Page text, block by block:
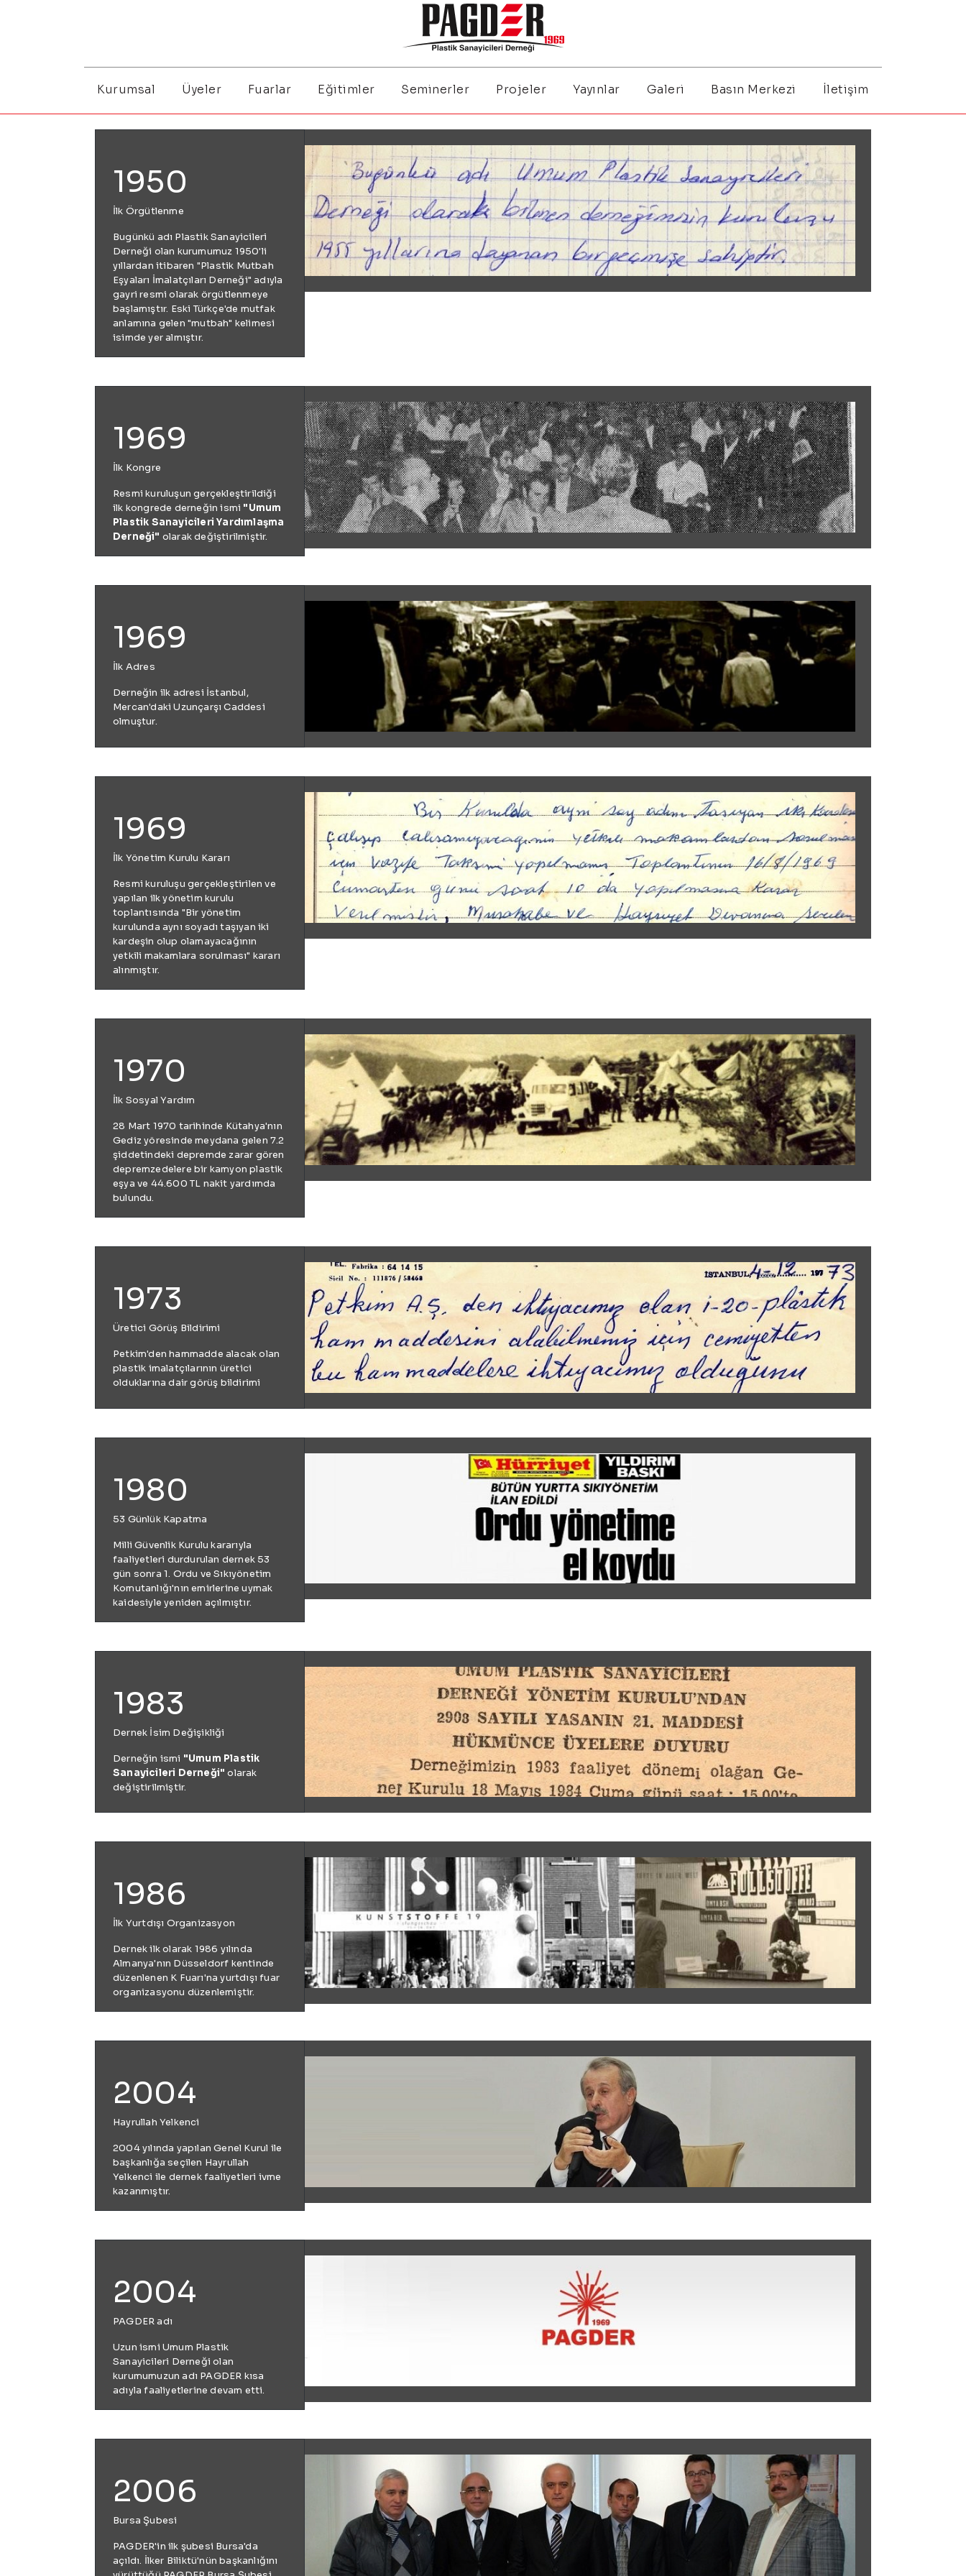
Kurumsal Üyeler Fuarlar Eğitimler Seminerler Projeler Yayınlar Galeri Basın Merkezi İletişim
1950
İlk Örgütlenme
Bugünkü adı Plastik Sanayicileri
Derneği olan kurumumuz 1950'li
yıllardan itibaren "Plastik Mutbah
Eşyaları İmalatçıları Derneği" adıyla
gayri resmi olarak örgütlenmeye
başlamıştır. Eski Türkçe'de mutfak
anlamına gelen "mutbah" kelimesi
isimde yer almıştır.
1969
İlk Kongre
Resmi kuruluşun gerçekleştirildiği
ilk kongrede derneğin ismi "Umum
Plastik Sanayicileri Yardımlaşma
Derneği" olarak değiştirilmiştir.
1969
İlk Adres
Derneğin ilk adresi İstanbul,
Mercan'daki Uzunçarşı Caddesi
olmuştur.
1969
İlk Yönetim Kurulu Kararı
Resmi kuruluşu gerçekleştirilen ve
yapılan ilk yönetim kurulu
toplantısında "Bir yönetim
kurulunda aynı soyadı taşıyan iki
kardeşin olup olamayacağının
yetkili makamlara sorulması" kararı
alınmıştır.
1970
İlk Sosyal Yardım
28 Mart 1970 tarihinde Kütahya'nın
Gediz yöresinde meydana gelen 7.2
şiddetindeki depremde zarar gören
depremzedelere bir kamyon plastik
eşya ve 44.600 TL nakit yardımda
bulundu.
1973
Üretici Görüş Bildirimi
Petkim'den hammadde alacak olan
plastik imalatçılarının üretici
olduklarına dair görüş bildirimi
1980
53 Günlük Kapatma
Milli Güvenlik Kurulu kararıyla
faaliyetleri durdurulan dernek 53
gün sonra 1. Ordu ve Sıkıyönetim
Komutanlığı'nın emirlerine uymak
kaidesiyle yeniden açılmıştır.
1983
Dernek İsim Değişikliği
Derneğin ismi "Umum Plastik
Sanayicileri Derneği" olarak
değiştirilmiştir.
1986
İlk Yurtdışı Organizasyon
Dernek ilk olarak 1986 yılında
Almanya'nın Düsseldorf kentinde
düzenlenen K Fuarı'na yurtdışı fuar
organizasyonu düzenlemiştir.
2004
Hayrullah Yelkenci
2004 yılında yapılan Genel Kurul ile
başkanlığa seçilen Hayrullah
Yelkenci ile dernek faaliyetleri ivme
kazanmıştır.
2004
PAGDER adı
Uzun ismi Umum Plastik
Sanayicileri Derneği olan
kurumumuzun adı PAGDER kısa
adıyla faaliyetlerine devam etti.
2006
Bursa Şubesi
PAGDER'in ilk şubesi Bursa'da
açıldı. İlker Biliktü'nün başkanlığını